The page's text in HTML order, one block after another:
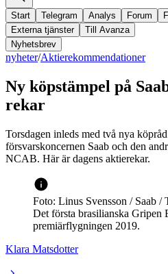
Start Telegram Analys Forum
Externa tjänster
Till Avanza
Nyhetsbrev
nyheter/Aktierekommendationer
Ny köpstämpel på
rekar
Torsdagen inleds med två nya
försvarskoncernen Saab och den
NCAB. Här är dagens aktierekar.
Foto: Linus Svensson / Saab /
Det första brasilianska Gripen
premiärflygningen 2019.
Klara Matsdotter